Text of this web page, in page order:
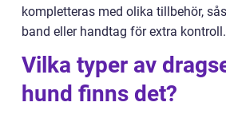
kompletteras med olika tillbehör,
band eller handtag för extra kontroll.
Vilka typer av
hund finns det?